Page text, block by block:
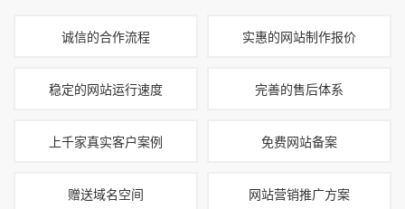
诚信的合作流程 实惠的网站制作报价
稳定的网站运行速度 完善的售后体系
上千家真实客户案例 免费网站备案
赠送域名空间 网站营销推广方案